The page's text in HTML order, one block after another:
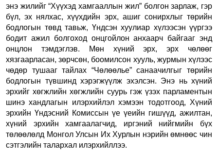
энэ жилийг “Хүүхэд хамгааллын жил” болгон зарлаж, гэр
бүл, эх нялхас, хүүхдийн эрх, ашиг сонирхлыг төрийн
бодлогын төвд тавьж, Үндсэн хуулиар хүлээсэн үүргээ
бодит ажил болгоход онцгойлон анхаарч байгааг энд
онцлон тэмдэглэв. Мөн хүний эрх, эрх чөлөөг
хязгаарласан, зөрчсөн, боомилсон хууль, журмын хүлээс
чөдөр тушааг тайлах “Чөлөөлье” санаачилгыг төрийн
бодлогын түвшинд хэрэгжүүлж эхэлсэн. Энэ нь хүний
эрхийг хөгжлийн хөгжлийн суурь гэж үзэх парламентын
шинэ хандлагын илэрхийлэл хэмээн тодотгоод, Хүний
эрхийн Үндэсний Комиссын үе үеийн гишүүд, ажилтан,
хүний эрхийн хамгаалагчид, иргэний нийгмийн бүх
төлөөлөлд Монгол Улсын Их Хурлын нэрийн өмнөөс чин
сэтгэлийн талархал илэрхийллээ.